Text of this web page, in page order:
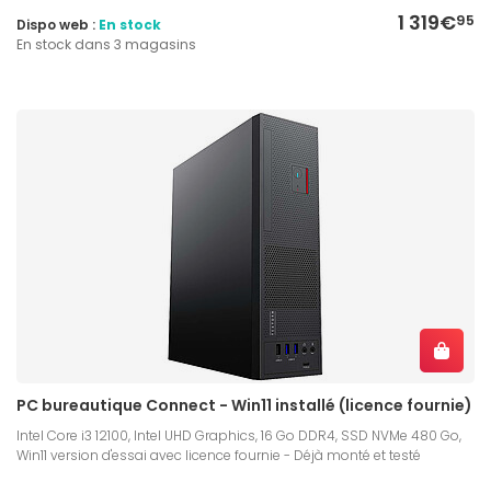
1 319€95
Dispo web : En stock
En stock dans 3 magasins
PC bureautique Connect - Win11 installé (licence fournie)
Intel Core i3 12100, Intel UHD Graphics, 16 Go DDR4, SSD NVMe 480 Go,
Win11 version d'essai avec licence fournie - Déjà monté et testé